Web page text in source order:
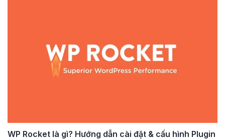
WP Rocket là gì? Hướng dẫn cài đặt & cấu hình Plugin